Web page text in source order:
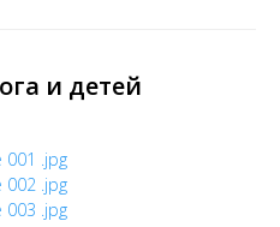
и детей